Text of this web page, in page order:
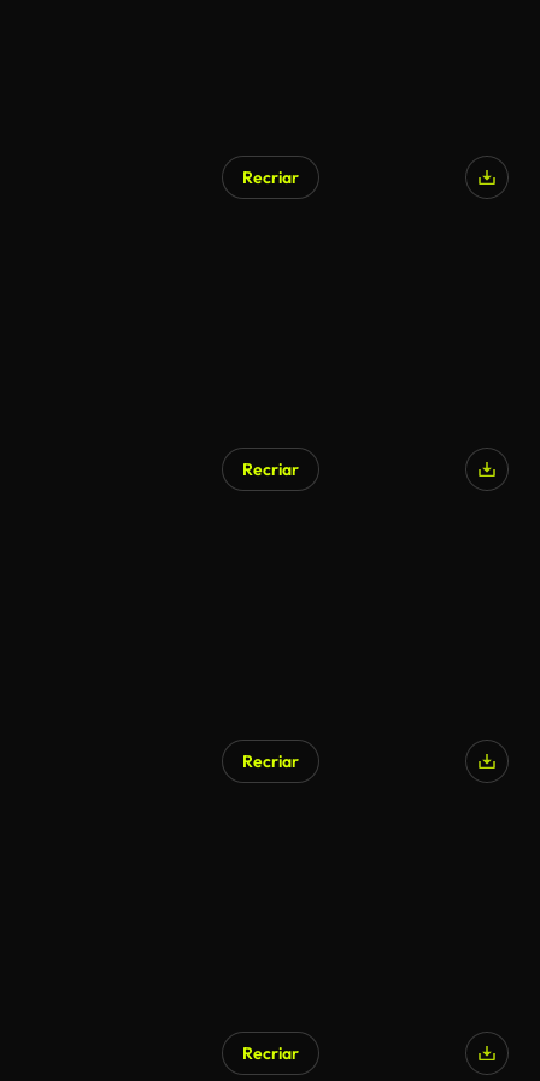
Recriar
Recriar
Recriar
Recriar